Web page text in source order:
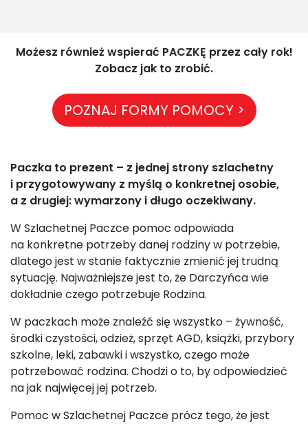
Możesz również wspierać PACZKĘ przez cały rok!
Zobacz jak to zrobić.
POZNAJ FORMY POMOCY >
Paczka to prezent – z jednej strony szlachetny
i przygotowywany z myślą o konkretnej osobie,
a z drugiej: wymarzony i długo oczekiwany.
W Szlachetnej Paczce pomoc odpowiada
na konkretne potrzeby danej rodziny w potrzebie,
dlatego jest w stanie faktycznie zmienić jej trudną
sytuację. Najważniejsze jest to, że Darczyńca wie
dokładnie czego potrzebuje Rodzina.
W paczkach może znaleźć się wszystko – żywność,
środki czystości, odzież, sprzęt AGD, książki, przybory
szkolne, leki, zabawki i wszystko, czego może
potrzebować rodzina. Chodzi o to, by odpowiedzieć
na jak najwięcej jej potrzeb.
Pomoc w Szlachetnej Paczce prócz tego, że jest